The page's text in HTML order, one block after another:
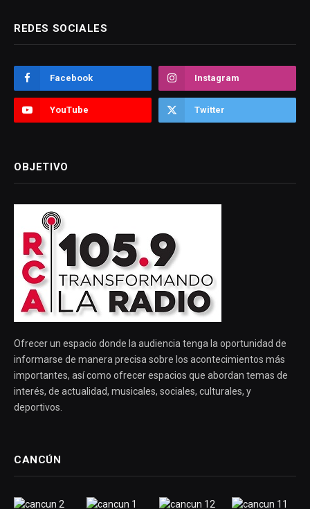
REDES SOCIALES
Facebook Instagram
YouTube Twitter
OBJETIVO
Ofrecer un espacio donde la audiencia tenga la oportunidad de
informarse de manera precisa sobre los acontecimientos más
importantes, así como ofrecer espacios que abordan temas de
interés, de actualidad, musicales, sociales, culturales, y
deportivos.
CANCÚN